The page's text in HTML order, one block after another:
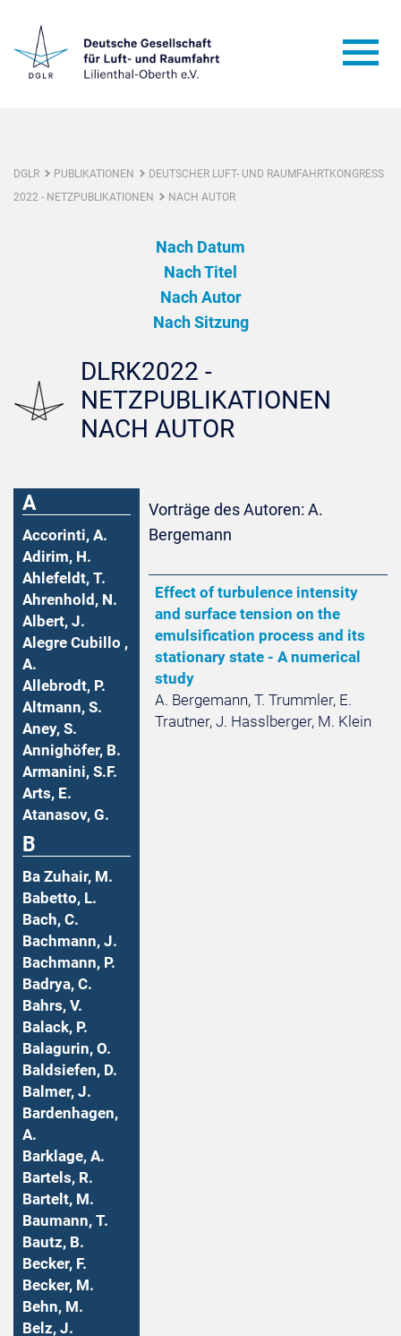
DGLR PUBLIKATIONEN
DEUTSCHER LUFT- UND RAUMFAHRTKONGRESS
2022 - NETZPUBLIKATIONEN
NACH AUTOR
Nach Datum
Nach Titel
Nach Autor
Nach Sitzung
DLRK2022 -
NETZPUBLIKATIONEN
NACH AUTOR
A
Accorinti, A.
Adirim, H.
Ahlefeldt, T.
Ahrenhold, N.
Albert, J.
Alegre Cubillo ,
A.
Allebrodt, P.
Altmann, S.
Aney, S.
Annighöfer, B.
Armanini, S.F.
Arts, E.
Atanasov, G.
B
Ba Zuhair, M.
Babetto, L.
Bach, C.
Bachmann, J.
Bachmann, P.
Badrya, C.
Bahrs, V.
Balack, P.
Balagurin, O.
Baldsiefen, D.
Balmer, J.
Bardenhagen,
A.
Barklage, A.
Bartels, R.
Bartelt, M.
Baumann, T.
Bautz, B.
Becker, F.
Becker, M.
Behn, M.
Belz, J.
Vorträge des Autoren: A.
Bergemann
Effect of turbulence intensity
and surface tension on the
emulsification process and its
stationary state - A numerical
study
A. Bergemann, T. Trummler, E.
Trautner, J. Hasslberger, M. Klein